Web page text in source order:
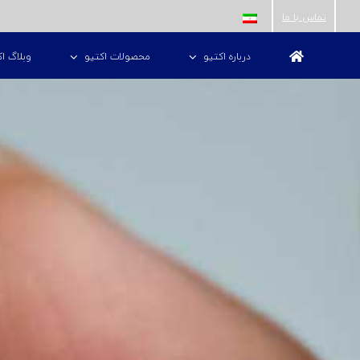
کردن
تماس با ما
درباره اکتیو محصولات اکتیو وبلاگ